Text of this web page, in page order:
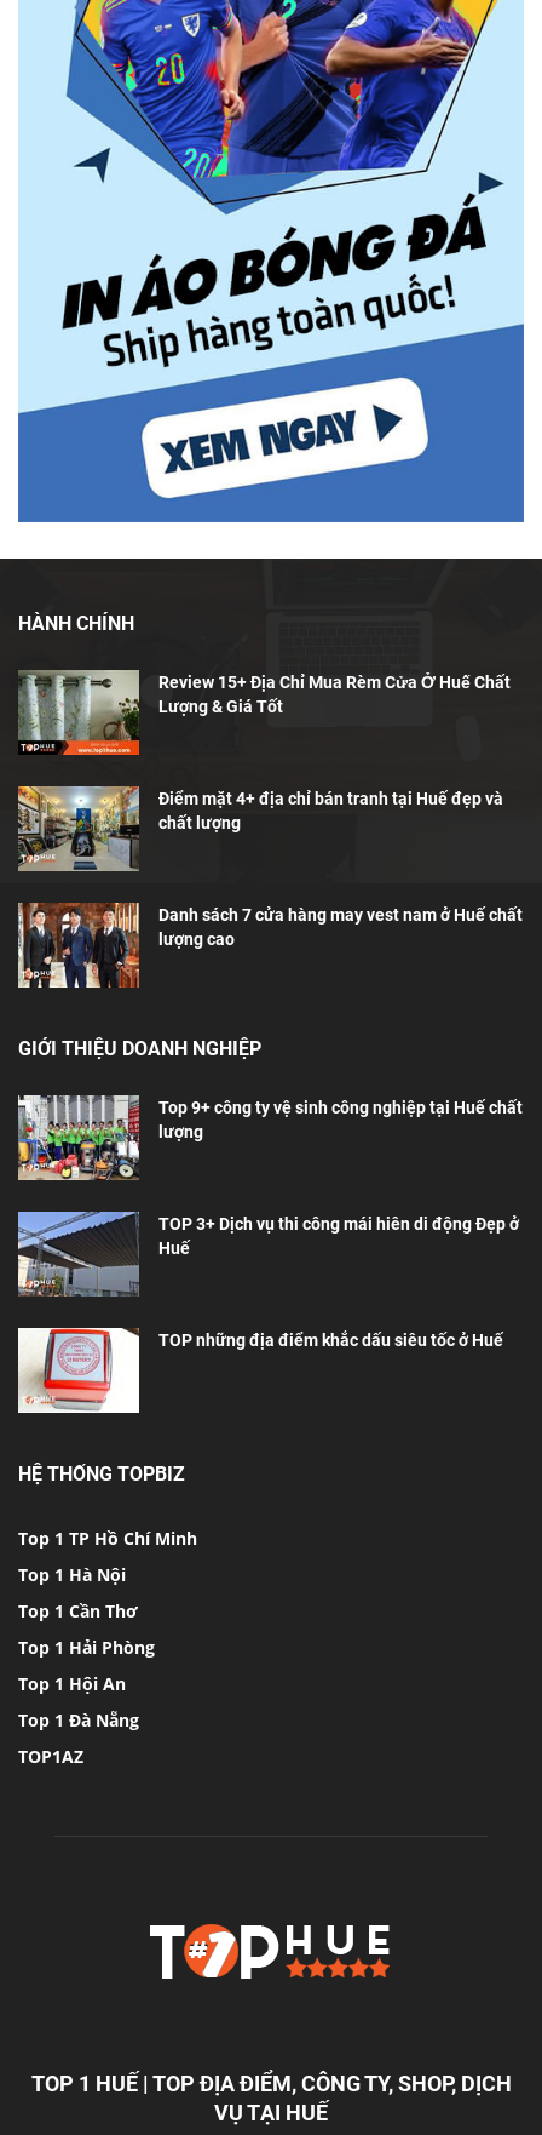
HÀNH CHÍNH
Review 15+ Địa Chỉ Mua Rèm Cửa Ở Huế Chất
Lượng & Giá Tốt
Điểm mặt 4+ địa chỉ bán tranh tại Huế đẹp và
chất lượng
Danh sách 7 cửa hàng may vest nam ở Huế chất
lượng cao
GIỚI THIỆU DOANH NGHIỆP
Top 9+ công ty vệ sinh công nghiệp tại Huế chất
lượng
TOP 3+ Dịch vụ thi công mái hiên di động Đẹp ở
Huế
TOP những địa điểm khắc dấu siêu tốc ở Huế
HỆ THỐNG TOPBIZ
Top 1 TP Hồ Chí Minh
Top 1 Hà Nội
Top 1 Cần Thơ
Top 1 Hải Phòng
Top 1 Hội An
Top 1 Đà Nẵng
TOP1AZ
TOP 1 HUẾ | TOP ĐỊA ĐIỂM, CÔNG TY, SHOP, DỊCH
VỤ TẠI HUẾ